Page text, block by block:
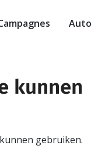
kunnen
gebruiken.